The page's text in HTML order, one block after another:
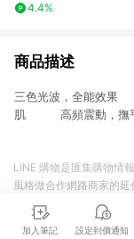
脂瘦身 電動筋膜環 懶
4.4%
商品描述
三色光波，全能效
肌 高頻震動，撫
加入筆記 設定到價通知
LINE 購物是匯集購物情
風格做合作網路商家的
商品至各合作網路商家
準。